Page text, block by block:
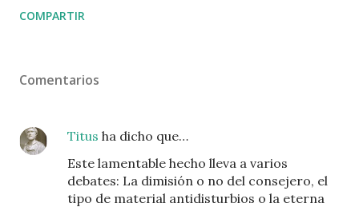
COMPARTIR
Comentarios
Titus ha dicho que…
Este lamentable hecho lleva a varios
debates: La dimisión o no del consejero, el
tipo de material antidisturbios o la eterna